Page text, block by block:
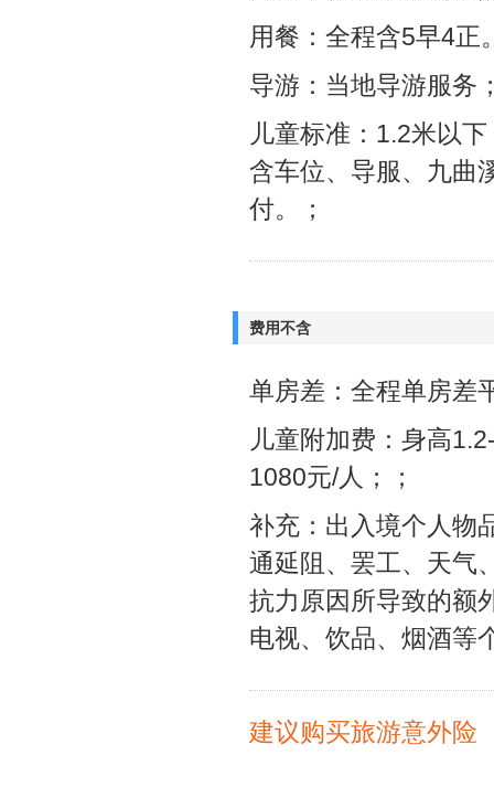
用餐：全程含5早4正
导游：当地导游服务
儿童标准：1.2米以
含车位、导服、九曲
付。；
费用不含
单房差：全程单房差
儿童附加费：身高
1080元/人；；
补充：出入境个人物
通延阻、罢工、天气
抗力原因所导致的额
电视、饮品、烟酒等
建议购买旅游意外险